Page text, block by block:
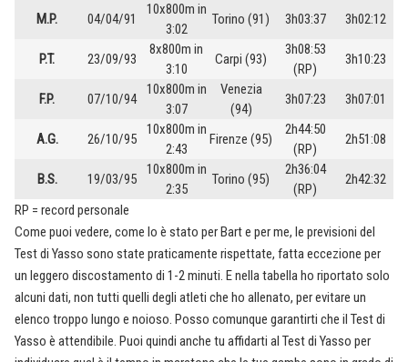
M.P. 04/04/91
10x800m in
3:02
Torino (91) 3h03:37 3h02:12
P.T. 23/09/93
8x800m in
3:10
Carpi (93)
3h08:53
(RP)
3h10:23
F.P. 07/10/94
10x800m in
3:07
Venezia
(94)
3h07:23 3h07:01
A.G. 26/10/95
10x800m in
2:43
Firenze (95)
2h44:50
(RP)
2h51:08
B.S. 19/03/95
10x800m in
2:35
Torino (95)
2h36:04
(RP)
2h42:32
RP = record personale
Come puoi vedere, come lo è stato per Bart e per me, le previsioni del
Test di Yasso sono state praticamente rispettate, fatta eccezione per
un leggero discostamento di 1-2 minuti. E nella tabella ho riportato solo
alcuni dati, non tutti quelli degli atleti che ho allenato, per evitare un
elenco troppo lungo e noioso. Posso comunque garantirti che il Test di
Yasso è attendibile. Puoi quindi anche tu affidarti al Test di Yasso per